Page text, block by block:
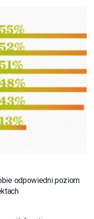
odpowiedni poziom